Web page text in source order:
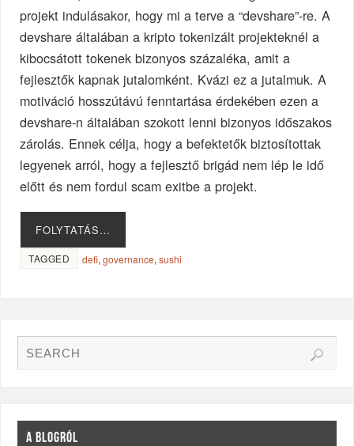
projekt indulásakor, hogy mi a terve a “devshare”-re. A
devshare általában a kripto tokenizált projekteknél a
kibocsátott tokenek bizonyos százaléka, amit a
fejlesztők kapnak jutalomként. Kvázi ez a jutalmuk. A
motiváció hosszútávú fenntartása érdekében ezen a
devshare-n általában szokott lenni bizonyos időszakos
zárolás. Ennek célja, hogy a befektetők biztosítottak
legyenek arról, hogy a fejlesztő brigád nem lép le idő
előtt és nem fordul scam exitbe a projekt.
FOLYTATÁS…
TAGGED defi,governance,sushi
A BLOGRÓL